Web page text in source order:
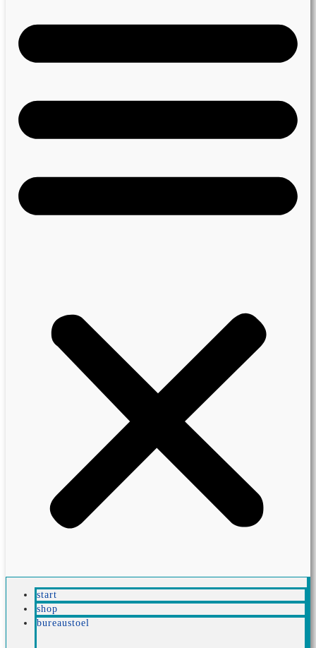
start
shop
bureaustoel